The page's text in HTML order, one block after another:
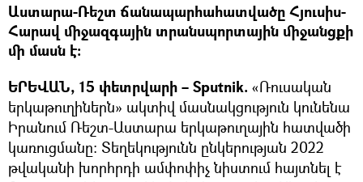
Աստարա-Ռեշտ ճանապարհահատվածը Հյուսիս-
Հարավ միջազգային տրանսպորտային միջանցքի
մի մասն է։
ԵՐԵՎԱՆ, 15 փետրվարի – Sputnik. «Ռուսական
երկաթուղիներն» ակտիվ մասնակցություն կունենա
Իրանում Ռեշտ-Աստարա երկաթուղային հատվածի
կառուցմանը։ Տեղեկությունն ընկերության 2022
թվականի խորհրդի ամփոփիչ նիստում հայտնել է